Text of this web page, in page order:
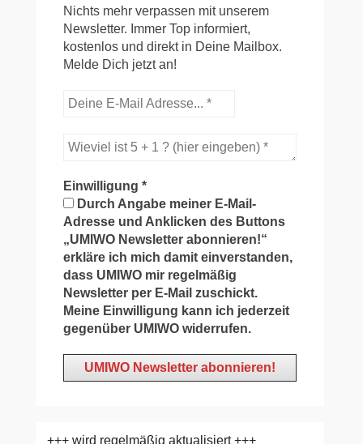
Nichts mehr verpassen mit unserem
Newsletter. Immer Top informiert,
kostenlos und direkt in Deine Mailbox.
Melde Dich jetzt an!
Einwilligung*
Durch Angabe meiner E-Mail-
Adresse und Anklicken des Buttons
„UMIWO Newsletter abonnieren!“
erkläre ich mich damit einverstanden,
dass UMIWO mir regelmäßig
Newsletter per E-Mail zuschickt.
Meine Einwilligung kann ich jederzeit
gegenüber UMIWO widerrufen.
+++ wird regelmäßig aktualisiert +++